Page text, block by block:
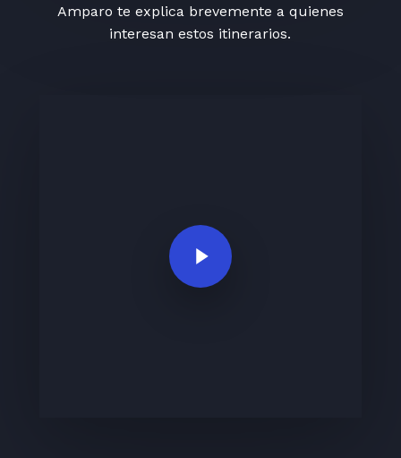
Amparo te explica brevemente a quienes
interesan estos itinerarios.
Play Video